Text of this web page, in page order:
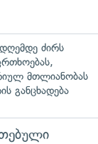
ძირს
მთლიანობას
განცხადება